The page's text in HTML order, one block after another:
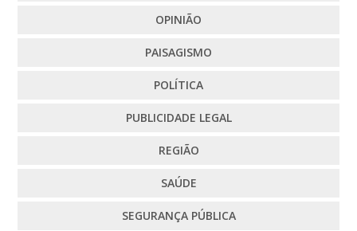
OPINIÃO
PAISAGISMO
POLÍTICA
PUBLICIDADE LEGAL
REGIÃO
SAÚDE
SEGURANÇA PÚBLICA